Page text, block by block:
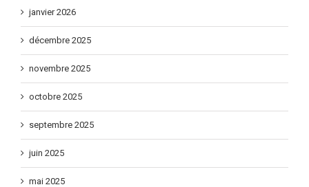
janvier 2026
décembre 2025
novembre 2025
octobre 2025
septembre 2025
juin 2025
mai 2025